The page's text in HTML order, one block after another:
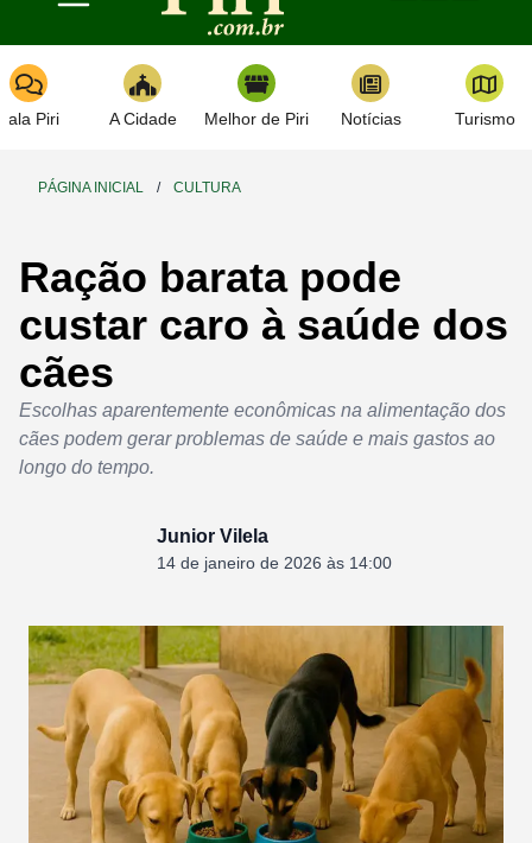
Toggle navigation
Piri A Cidade Melhor de Piri Notícias Turismo
PÁGINA INICIAL / CULTURA
Ração barata pode
custar caro à saúde dos
cães
Escolhas aparentemente econômicas na alimentação dos
cães podem gerar problemas de saúde e mais gastos ao
longo do tempo.
Junior Vilela
14 de janeiro de 2026 às 14:00